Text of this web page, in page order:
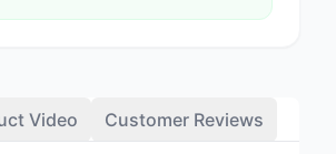
Video Customer Reviews